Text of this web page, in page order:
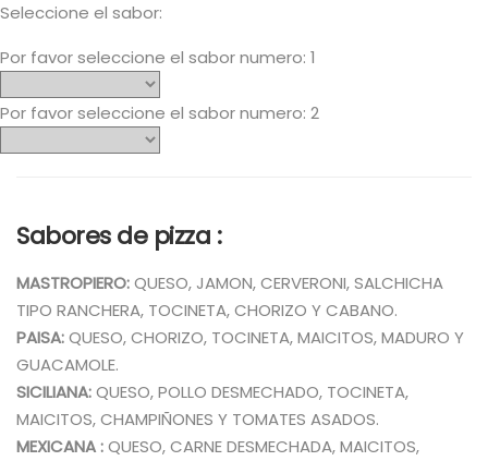
Seleccione el sabor:
Por favor seleccione el sabor numero: 1
Por favor seleccione el sabor numero: 2
Sabores de pizza :
MASTROPIERO:QUESO, JAMON, CERVERONI, SALCHICHA
TIPO RANCHERA, TOCINETA, CHORIZO Y CABANO.
PAISA:QUESO, CHORIZO, TOCINETA, MAICITOS, MADURO Y
GUACAMOLE.
SICILIANA:QUESO, POLLO DESMECHADO, TOCINETA,
MAICITOS, CHAMPIÑONES Y TOMATES ASADOS.
MEXICANA :QUESO, CARNE DESMECHADA, MAICITOS,